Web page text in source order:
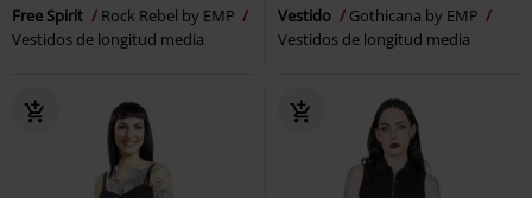
Free Spirit
Rock Rebel by EMP
Vestidos de longitud media
Vestido
Gothicana by EMP
Vestidos de longitud media